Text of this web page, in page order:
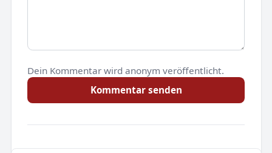
Dein Kommentar wird anonym veröffentlicht.
Kommentar senden